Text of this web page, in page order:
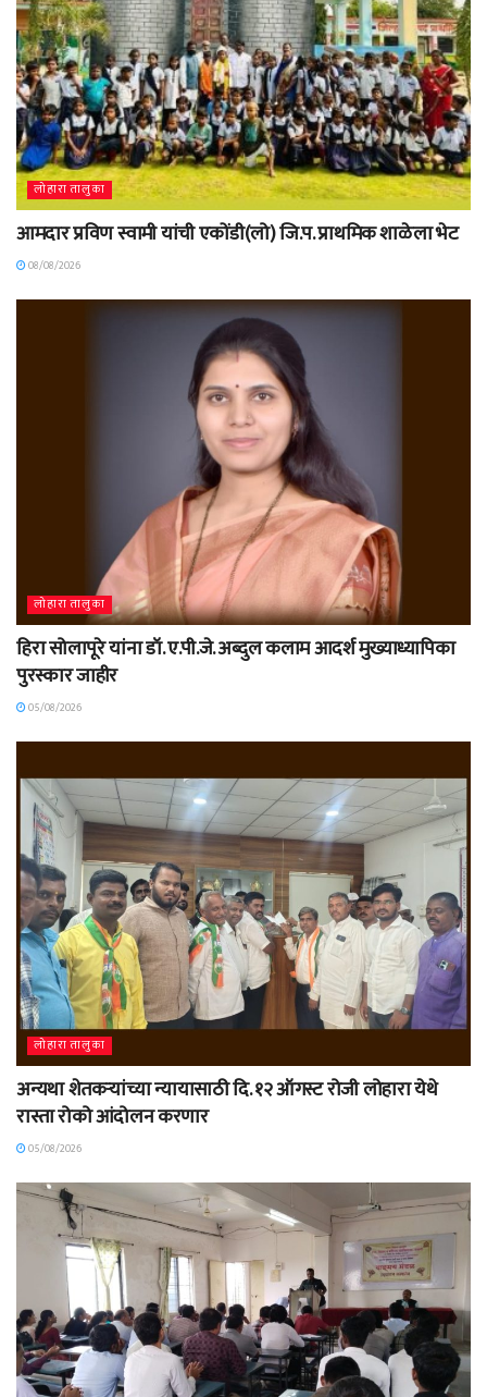
लोहारा तालुका
आमदार प्रविण स्वामी यांची एकोंडी(लो) जि.प. प्राथमिक शाळेला भेट
08/08/2026
लोहारा तालुका
हिरा सोलापूरे यांना डॉ. ए.पी.जे. अब्दुल कलाम आदर्श मुख्याध्यापिका
पुरस्कार जाहीर
05/08/2026
लोहारा तालुका
अन्यथा शेतकऱ्यांच्या न्यायासाठी दि. १२ ऑगस्ट रोजी लोहारा येथे
रास्ता रोको आंदोलन करणार
05/08/2026